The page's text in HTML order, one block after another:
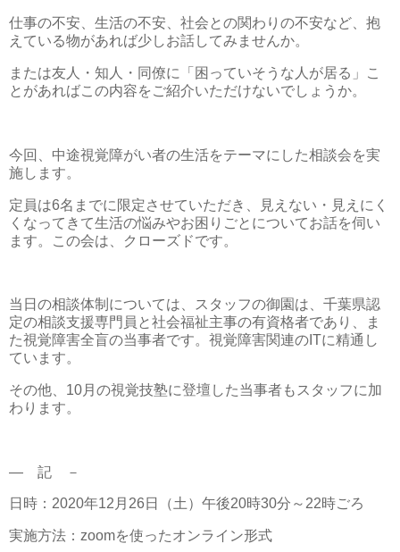
仕事の不安、生活の不安、社会との関わりの不安など、抱
えている物があれば少しお話してみませんか。
または友人・知人・同僚に「困っていそうな人が居る」こ
とがあればこの内容をご紹介いただけないでしょうか。
今回、中途視覚障がい者の生活をテーマにした相談会を実
施します。
定員は6名までに限定させていただき、見えない・見えにく
くなってきて生活の悩みやお困りごとについてお話を伺い
ます。この会は、クローズドです。
当日の相談体制については、スタッフの御園は、千葉県認
定の相談支援専門員と社会福祉主事の有資格者であり、ま
た視覚障害全盲の当事者です。視覚障害関連のITに精通し
ています。
その他、10月の視覚技塾に登壇した当事者もスタッフに加
わります。
― 記 －
日時：2020年12月26日（土）午後20時30分～22時ごろ
実施方法：zoomを使ったオンライン形式